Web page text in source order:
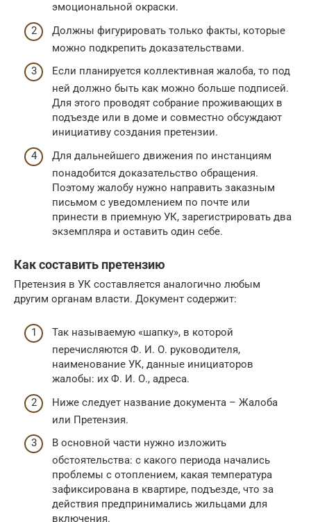
эмоциональной окраски.
Должны фигурировать только факты, которые
можно подкрепить доказательствами.
Если планируется коллективная жалоба, то под
ней должно быть как можно больше подписей.
Для этого проводят собрание проживающих в
подъезде или в доме и совместно обсуждают
инициативу создания претензии.
Для дальнейшего движения по инстанциям
понадобится доказательство обращения.
Поэтому жалобу нужно направить заказным
письмом с уведомлением по почте или
принести в приемную УК, зарегистрировать два
экземпляра и оставить один себе.
Как составить претензию
Претензия в УК составляется аналогично любым
другим органам власти. Документ содержит:
Так называемую «шапку», в которой
перечисляются Ф. И. О. руководителя,
наименование УК, данные инициаторов
жалобы: их Ф. И. О., адреса.
Ниже следует название документа – Жалоба
или Претензия.
В основной части нужно изложить
обстоятельства: с какого периода начались
проблемы с отоплением, какая температура
зафиксирована в квартире, подъезде, что за
действия предпринимались жильцами для
включения.